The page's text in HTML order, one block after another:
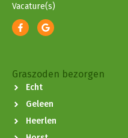
Vacature(s)
Graszoden bezorgen
Echt
Geleen
Heerlen